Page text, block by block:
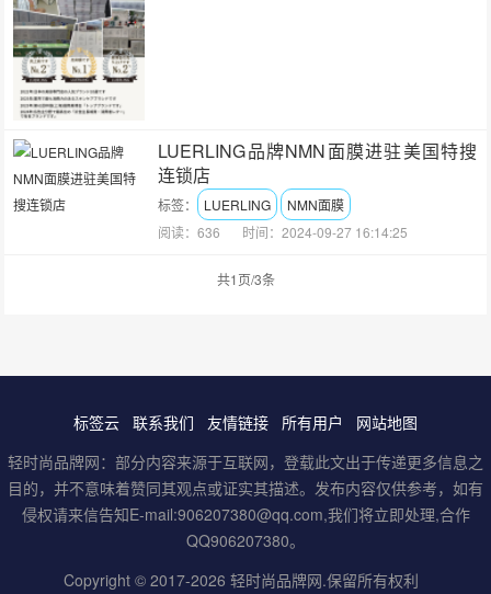
LUERLING品牌NMN面膜进驻美国特搜
连锁店
标签： LUERLING
NMN面膜
阅读：636
时间：2024-09-27 16:14:25
共1页/3条
标签云 联系我们 友情链接 所有用户
网站地图
轻时尚品牌网：部分内容来源于互联网，登载此文出于传递更多信息之
目的，并不意味着赞同其观点或证实其描述。发布内容仅供参考，如有
侵权请来信告知E-mail:906207380@qq.com,我们将立即处理,合作
QQ906207380。
Copyright © 2017-2026 轻时尚品牌网.保留所有权利